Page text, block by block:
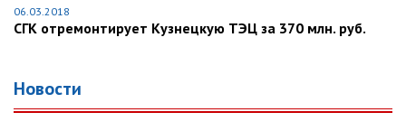
06.03.2018
CГК отремонтирует Кузнецкую ТЭЦ за 370 млн. руб.
Новости